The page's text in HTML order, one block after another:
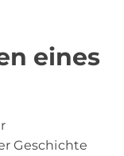
eines
Geschichte